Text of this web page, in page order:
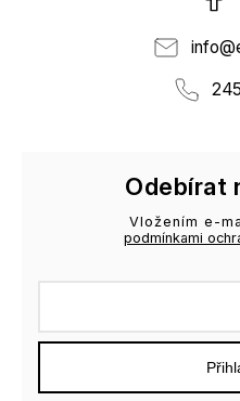
info@
Odebírat
Vložením e-
podmínkami